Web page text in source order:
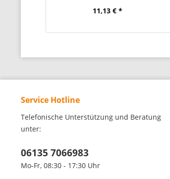
11,13 € *
Service Hotline
Telefonische Unterstützung und Beratung
unter:
06135 7066983
Mo-Fr, 08:30 - 17:30 Uhr